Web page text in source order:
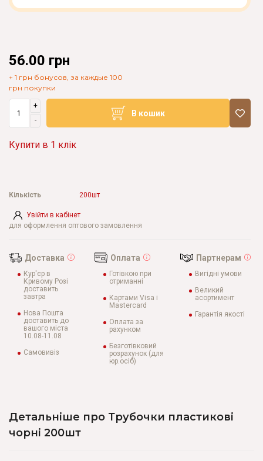
56.00 грн
+ 1 грн бонусов, за каждые 100
грн покупки
+
-
В кошик
Купити в 1 клік
Увійти в кабінет
для оформлення оптового замовлення
Кількість 200шт
Доставка
Кур'єр в
Кривому Розі
доставить
завтра
Нова Пошта
доставить до
вашого міста
10.08-11.08
Самовивіз
Оплата
Готівкою при
отриманні
Картами Visa і
Mastercard
Оплата за
рахунком
Безготівковий
розрахунок (для
юр.осіб)
Партнерам
Вигідні умови
Великий
асортимент
Гарантія якості
Детальніше про Трубочки пластикові
чорні 200шт